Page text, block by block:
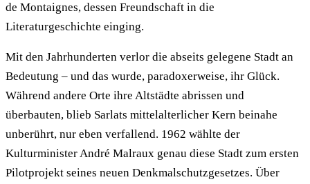
de Montaignes, dessen Freundschaft in die
Literaturgeschichte einging.
Mit den Jahrhunderten verlor die abseits gelegene Stadt an
Bedeutung – und das wurde, paradoxerweise, ihr Glück.
Während andere Orte ihre Altstädte abrissen und
überbauten, blieb Sarlats mittelalterlicher Kern beinahe
unberührt, nur eben verfallend. 1962 wählte der
Kulturminister André Malraux genau diese Stadt zum ersten
Pilotprojekt seines neuen Denkmalschutzgesetzes. Über